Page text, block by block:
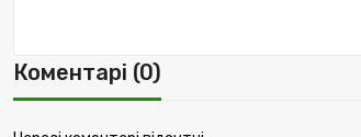
Коментарі (0)